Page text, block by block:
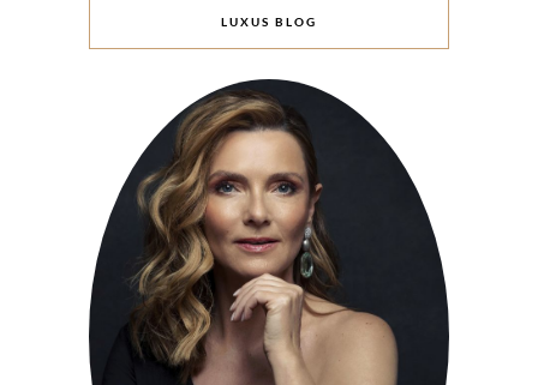
LUXUS BLOG